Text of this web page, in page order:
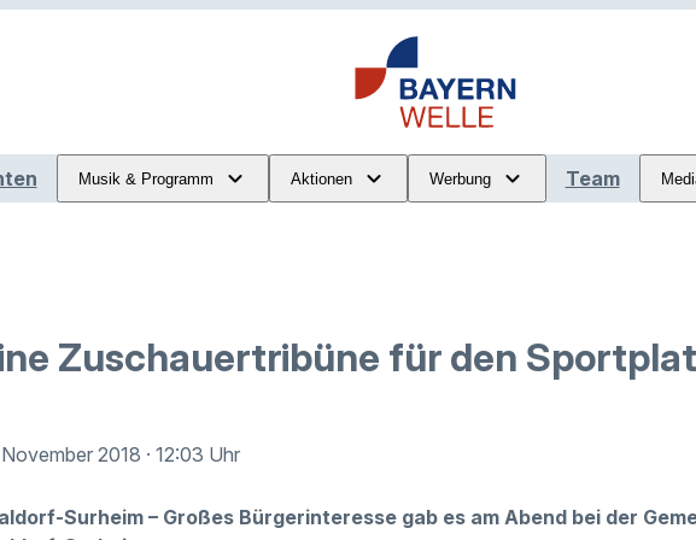
Musik & Programm Aktionen Werbung Team
Zuschauertribüne für den
2018 · 12:03 Uhr
Surheim – Großes Bürgerinteresse gab es am Abend bei der